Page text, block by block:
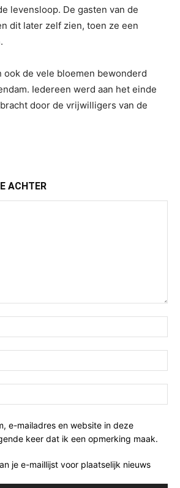
levensloop. De gasten van de
dit later zelf zien, toen ze een
ook de vele bloemen bewonderd
Iedereen werd aan het einde
door de vrijwilligers van de
ACHTER
e-mailadres en website in deze
keer dat ik een opmerking maak.
je e-maillijst voor plaatselijk nieuws